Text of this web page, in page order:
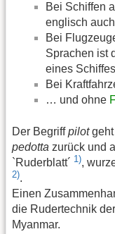
Bei Schiffen
englisch auch
Bei
Sprachen ist
eines
Bei
… und ohne
Der Begriffpilotgeht
pedotta zurück und
`Ruderblatt´ 1),
2).
Einen
die Rudertechnik der
Myanmar.